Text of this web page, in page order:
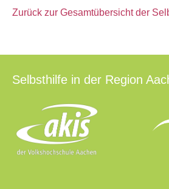
Zurück zur Gesamtübersicht der
Selbsthilfe in der Region